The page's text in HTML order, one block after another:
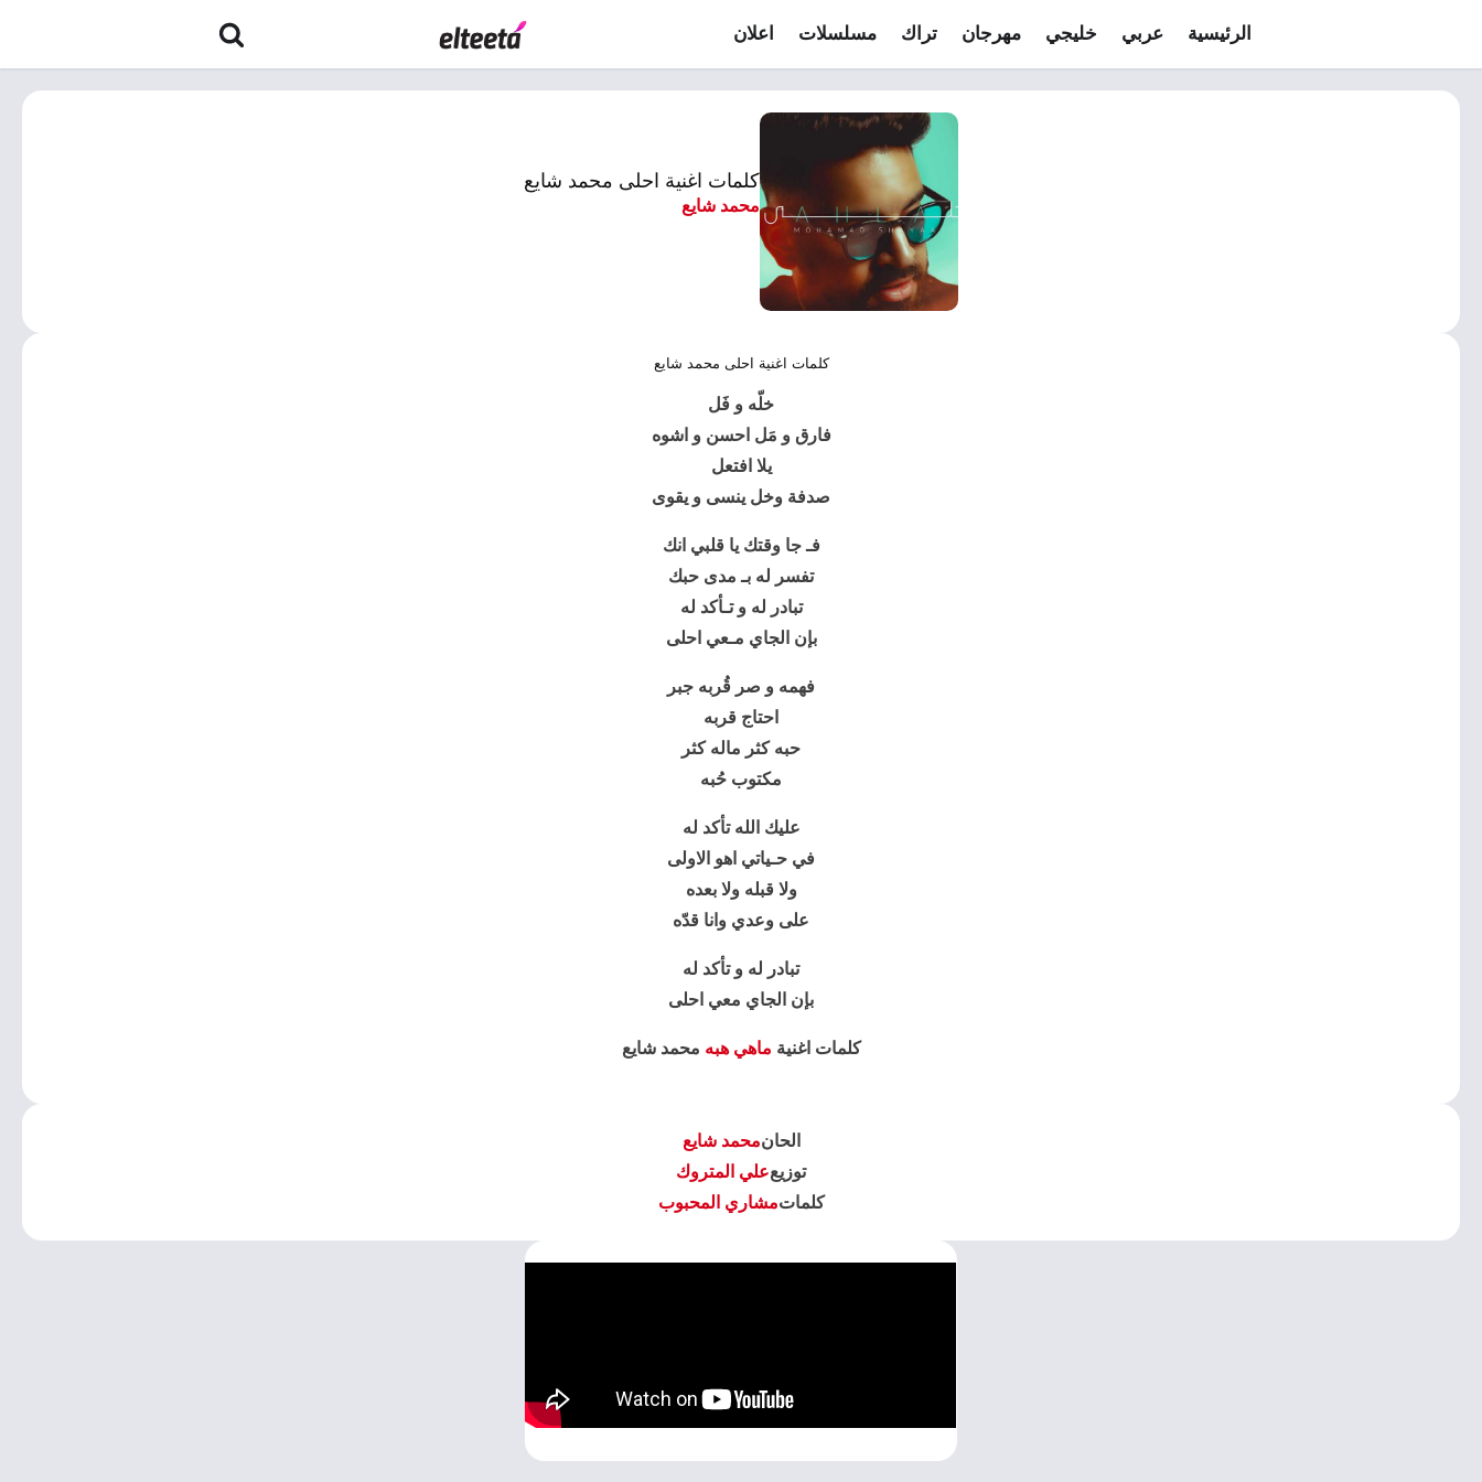
الرئيسية عربي خليجي مهرجان تراك مسلسلات اعلان
كلمات اغنية احلى محمد شايع
محمد شايع
كلمات اغنية احلى محمد شايع
خلّه و فَل
فارق و مَل احسن و اشوه
يلا افتعل
صدفة وخل ينسى و يقوى
فـ جا وقتك يا قلبي انك
تفسر له بـ مدى حبك
تبادر له و تـأكد له
بإن الجاي مـعي احلى
فهمه و صر قُربه جبر
احتاج قربه
حبه كثر ماله كثر
مكتوب حُبه
عليك الله تأكد له
في حـياتي اهو الاولى
ولا قبله ولا بعده
على وعدي وانا قدّه
تبادر له و تأكد له
بإن الجاي معي احلى
كلمات اغنية ماهي هبه محمد شايع
الحانمحمد شايع
توزيععلي المتروك
كلماتمشاري المحبوب